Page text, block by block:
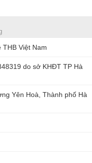
Việt Nam
do sở KHĐT TP Hà
Yên Hoà, Thành phố Hà